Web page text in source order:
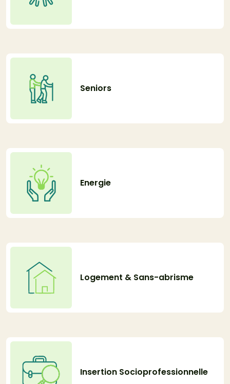
Seniors
Energie
Logement & Sans-abrisme
Insertion Socioprofessionnelle